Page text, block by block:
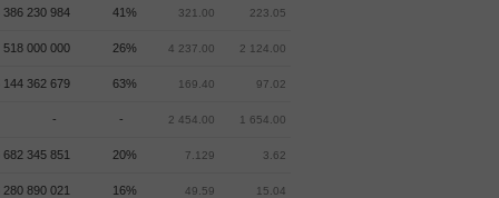
386 230 984 41% 321.00 223.05
518 000 000 26% 4 237.00 2 124.00
144 362 679 63% 169.40 97.02
- - 2 454.00 1 654.00
682 345 851 20% 7.129 3.62
280 890 021 16% 49.59 15.04